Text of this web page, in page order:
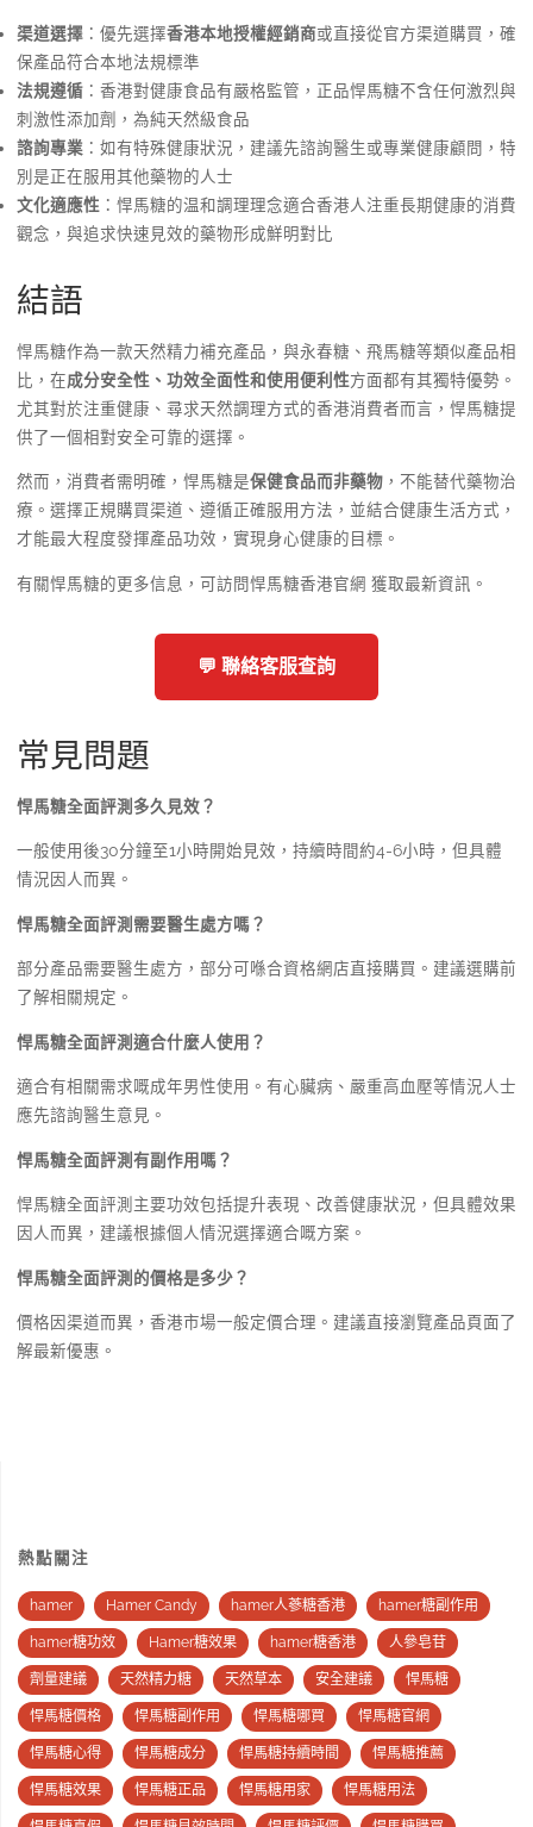
渠道選擇：優先選擇香港本地授權經銷商或直接從官方渠道購買，確
保產品符合本地法規標準
法規遵循：香港對健康食品有嚴格監管，正品悍馬糖不含任何激烈與
刺激性添加劑，為純天然級食品
諮詢專業：如有特殊健康狀況，建議先諮詢醫生或專業健康顧問，特
別是正在服用其他藥物的人士
文化適應性 ：悍馬糖的温和調理理念適合香港人注重長期健康的消費
觀念，與追求快速見效的藥物形成鮮明對比
結語
悍馬糖作為一款天然精力補充產品，與永春糖、飛馬糖等類似產品相
比，在成分安全性、功效全面性和使用便利性方面都有其獨特優勢。
尤其對於注重健康、尋求天然調理方式的香港消費者而言，悍馬糖提
供了一個相對安全可靠的選擇。
然而，消費者需明確，悍馬糖是保健食品而非藥物，不能替代藥物治
療。選擇正規購買渠道、遵循正確服用方法，並結合健康生活方式，
才能最大程度發揮產品功效，實現身心健康的目標。
有關悍馬糖的更多信息，可訪問悍馬糖香港官網 獲取最新資訊。
💬 聯絡客服查詢
常見問題
悍馬糖全面評測多久見效？
一般使用後30分鐘至1小時開始見效，持續時間約4-6小時，但具體
情況因人而異。
悍馬糖全面評測需要醫生處方嗎？
部分產品需要醫生處方，部分可喺合資格網店直接購買。建議選購前
了解相關規定。
悍馬糖全面評測適合什麼人使用？
適合有相關需求嘅成年男性使用。有心臟病、嚴重高血壓等情況人士
應先諮詢醫生意見。
悍馬糖全面評測有副作用嗎？
悍馬糖全面評測主要功效包括提升表現、改善健康狀況，但具體效果
因人而異，建議根據個人情況選擇適合嘅方案。
悍馬糖全面評測的價格是多少？
價格因渠道而異，香港市場一般定價合理。建議直接瀏覽產品頁面了
解最新優惠。
熱點關注
hamer Hamer Candy hamer人蔘糖香港 hamer糖副作用
hamer糖功效 Hamer糖效果 hamer糖香港 人參皂苷
劑量建議 天然精力糖 天然草本 安全建議 悍馬糖
悍馬糖價格 悍馬糖副作用 悍馬糖哪買 悍馬糖官網
悍馬糖心得 悍馬糖成分 悍馬糖持續時間 悍馬糖推薦
悍馬糖效果 悍馬糖正品 悍馬糖用家 悍馬糖用法